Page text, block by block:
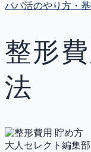
パパ活のやり方・
整形
法
大人セレクト編集部